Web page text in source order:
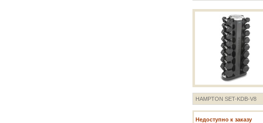
HAMPTON SET-KDB-V8
Недоступно к заказу